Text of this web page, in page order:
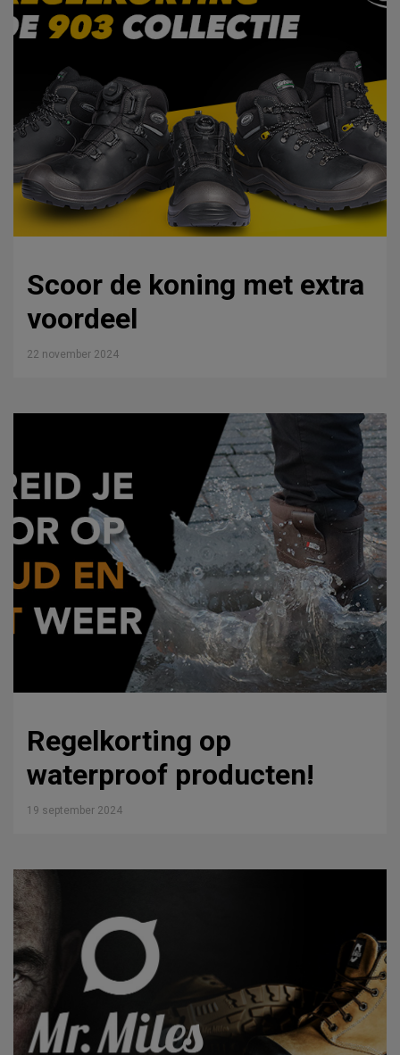
Scoor de koning met extra
voordeel
22 november 2024
Regelkorting op
waterproof producten!
19 september 2024